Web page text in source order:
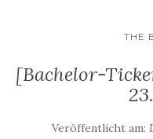
THE
[Bachelor-
Veröffentlicht am: